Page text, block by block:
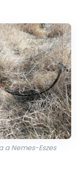
a Nemes-Eszes